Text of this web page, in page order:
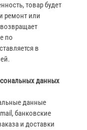
товар будет
ремонт или
по
в
данных
данные
банковские
и доставки